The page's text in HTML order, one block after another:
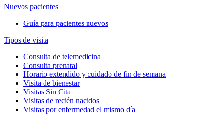
Nuevos pacientes
Guía para pacientes nuevos
Tipos de visita
Consulta de telemedicina
Consulta prenatal
Horario extendido y cuidado de fin de semana
Visita de bienestar
Visitas Sin Cita
Visitas de recién nacidos
Visitas por enfermedad el mismo día